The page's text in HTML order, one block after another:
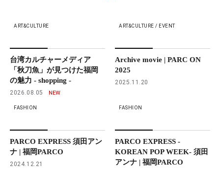
ART&CULTURE
台湾カルチャーメディア
「秋刀魚」が見つけた福岡
の魅力 - shopping -
2026.08.05
ART&CULTURE / EVENT
Archive movie | PARC ON
2025
2025.11.20
FASHION
PARCO EXPRESS 須田アン
ナ | 福岡PARCO
2024.12.21
FASHION
PARCO EXPRESS -
KOREAN POP WEEK- 須田
アンナ | 福岡PARCO